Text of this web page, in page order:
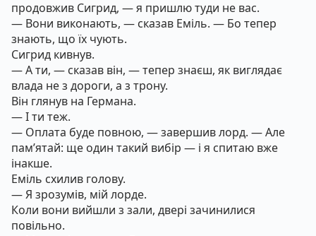
продовжив Сигрид, — я пришлю туди не вас.
— Вони виконають, — сказав Еміль. — Бо тепер
знають, що їх чують.
Сигрид кивнув.
— А ти, — сказав він, — тепер знаєш, як виглядає
влада не з дороги, а з трону.
Він глянув на Германа.
— І ти теж.
— Оплата буде повною, — завершив лорд. — Але
пам’ятай: ще один такий вибір — і я спитаю вже
інакше.
Еміль схилив голову.
— Я зрозумів, мій лорде.
Коли вони вийшли з зали, двері зачинилися
повільно.